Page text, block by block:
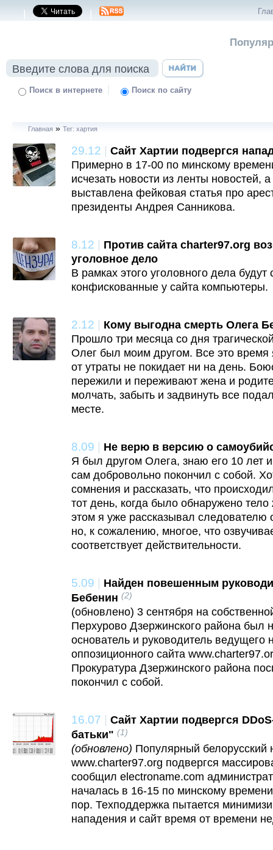
| |
Поиск в интернете | Поиск по сайту
Главная » Тег: хартия
29.12 | Сайт Хартии подвергся
Примерно в 17-00 по минскому
исчезать новости из ленты новостей,
выставлена фейковая статья про
президенты Андрея Санникова.
8.12 | Против сайта charter97.org
уголовное дело
В рамках этого уголовного дела
конфискованные у сайта компьютеры.
2.12 | Кому выгодна смерть Олега
Прошло три месяца со дня
Олег был моим другом. Все это
от утраты не покидает ни на день.
пережили и переживают жена и
молчать, забыть и задвинуть все
месте.
8.09 | Не верю в версию о
Я был другом Олега, знаю его 10 лет
сам добровольно покончил с собой.
сомнения и рассказать, что
тот день, когда было обнаружено
этом я уже рассказывал следователю
но, к сожалению, многое, что
соответствует действительности.
5.09 | Найден повешенным
Бебенин (2)
(обновлено) 3 сентября на
Перхурово Дзержинского района был
основатель и руководитель ведущего
оппозиционного сайта
Прокуратура Дзержинского района
покончил с собой.
16.07 | Сайт Хартии подвергся
батьки" (1)
(обновлено) Популярный белорусский
www.charter97.org подвергся
сообщил electroname.com
началась в 16-15 по минскому
пор. Техподдержка пытается
нападения и сайт время от времени